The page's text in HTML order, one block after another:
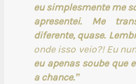
eu simplesmente me
apresentei. Me
diferente, quase.
onde isso veio?! Eu
eu apenas soube que
a chance.”